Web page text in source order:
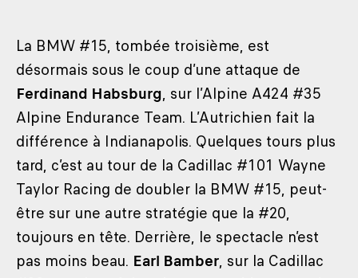
La BMW #15, tombée troisième, est
désormais sous le coup d’une attaque de
Ferdinand Habsburg, sur l’Alpine A424 #35
Alpine Endurance Team. L’Autrichien fait la
différence à Indianapolis. Quelques tours plus
tard, c’est au tour de la Cadillac #101 Wayne
Taylor Racing de doubler la BMW #15, peut-
être sur une autre stratégie que la #20,
toujours en tête. Derrière, le spectacle n’est
pas moins beau. Earl Bamber, sur la Cadillac